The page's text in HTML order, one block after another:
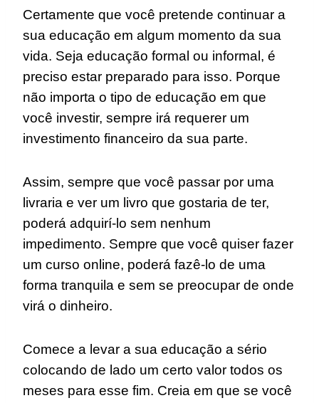
Certamente que você pretende continuar a
sua educação em algum momento da sua
vida. Seja educação formal ou informal, é
preciso estar preparado para isso. Porque
não importa o tipo de educação em que
você investir, sempre irá requerer um
investimento financeiro da sua parte.
Assim, sempre que você passar por uma
livraria e ver um livro que gostaria de ter,
poderá adquirí-lo sem nenhum
impedimento. Sempre que você quiser fazer
um curso online, poderá fazê-lo de uma
forma tranquila e sem se preocupar de onde
virá o dinheiro.
Comece a levar a sua educação a sério
colocando de lado um certo valor todos os
meses para esse fim. Creia em que se você